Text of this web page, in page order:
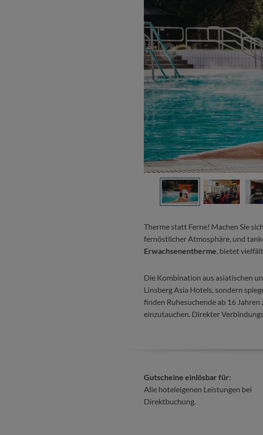
Therme statt Ferne! Machen Sie
fernöstlicher Atmosphäre, und
Erwachsenentherme, bietet
Die Kombination aus asiatischen
Linsberg Asia Hotels, sondern
finden Ruhesuchende ab 16
einzutauchen. Direkter
Gutscheine einlösbar für:
Alle hoteleigenen Leistungen bei
Direktbuchung.